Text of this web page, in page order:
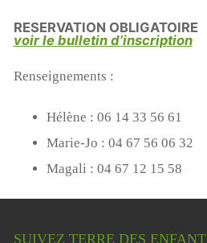
RESERVATION OBLIGATOIRE
voir le bulletin d’inscription
Renseignements :
Hélène : 06 14 33 56 61
Marie-Jo : 04 67 56 06 32
Magali : 04 67 12 15 58
SUIVEZ TERRE DES